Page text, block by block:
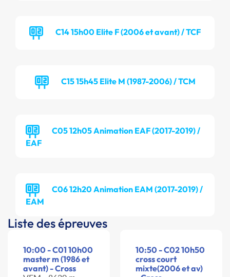
C14 15h00 Elite F (2006 et avant) / TCF
C15 15h45 Elite M (1987-2006) / TCM
C05 12h05 Animation EAF (2017-2019) /
EAF
C06 12h20 Animation EAM (2017-2019) /
EAM
Liste des épreuves
10:00 - C01 10h00
master m (1986 et
avant) - Cross
10:50 - C02 10h50
cross court
mixte(2006 et av)